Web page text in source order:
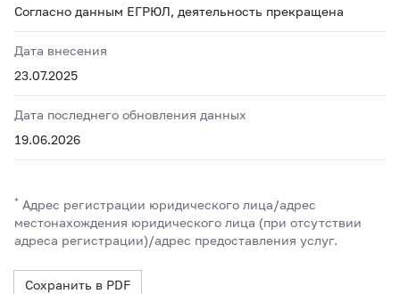
Согласно данным ЕГРЮЛ, деятельность прекращена
Дата внесения
23.07.2025
Дата последнего обновления данных
19.06.2026
* Адрес регистрации юридического лица/адрес
местонахождения юридического лица (при отсутствии
адреса регистрации)/адрес предоставления услуг.
Сохранить в PDF